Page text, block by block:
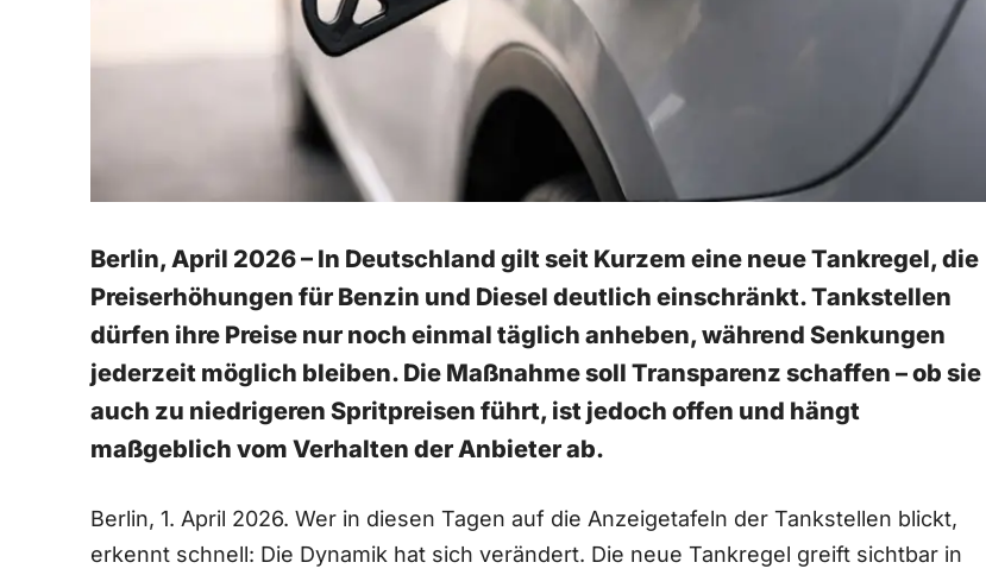
Berlin, April 2026 – In Deutschland gilt seit Kurzem eine neue Tankregel, die
Preiserhöhungen für Benzin und Diesel deutlich einschränkt. Tankstellen
dürfen ihre Preise nur noch einmal täglich anheben, während Senkungen
jederzeit möglich bleiben. Die Maßnahme soll Transparenz schaffen – ob sie
auch zu niedrigeren Spritpreisen führt, ist jedoch offen und hängt
maßgeblich vom Verhalten der Anbieter ab.
Berlin, 1. April 2026. Wer in diesen Tagen auf die Anzeigetafeln der Tankstellen blickt,
erkennt schnell: Die Dynamik hat sich verändert. Die neue Tankregel greift sichtbar in